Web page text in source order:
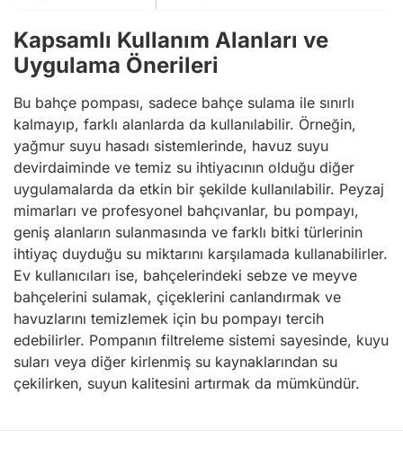
Kapsamlı Kullanım Alanları ve
Uygulama Önerileri
Bu bahçe pompası, sadece bahçe sulama ile sınırlı
kalmayıp, farklı alanlarda da kullanılabilir. Örneğin,
yağmur suyu hasadı sistemlerinde, havuz suyu
devirdaiminde ve temiz su ihtiyacının olduğu diğer
uygulamalarda da etkin bir şekilde kullanılabilir. Peyzaj
mimarları ve profesyonel bahçıvanlar, bu pompayı,
geniş alanların sulanmasında ve farklı bitki türlerinin
ihtiyaç duyduğu su miktarını karşılamada kullanabilirler.
Ev kullanıcıları ise, bahçelerindeki sebze ve meyve
bahçelerini sulamak, çiçeklerini canlandırmak ve
havuzlarını temizlemek için bu pompayı tercih
edebilirler. Pompanın filtreleme sistemi sayesinde, kuyu
suları veya diğer kirlenmiş su kaynaklarından su
çekilirken, suyun kalitesini artırmak da mümkündür.